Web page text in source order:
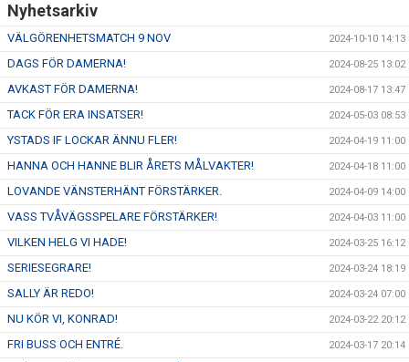
Nyhetsarkiv
VÄLGÖRENHETSMATCH 9 NOV 2024-10-10 14:13
DAGS FÖR DAMERNA! 2024-08-25 13:02
AVKAST FÖR DAMERNA! 2024-08-17 13:47
TACK FÖR ERA INSATSER! 2024-05-03 08:53
YSTADS IF LOCKAR ÄNNU FLER! 2024-04-19 11:00
HANNA OCH HANNE BLIR ÅRETS MÅLVAKTER! 2024-04-18 11:00
LOVANDE VÄNSTERHÄNT FÖRSTÄRKER. 2024-04-09 14:00
VASS TVÅVÄGSSPELARE FÖRSTÄRKER! 2024-04-03 11:00
VILKEN HELG VI HADE! 2024-03-25 16:12
SERIESEGRARE! 2024-03-24 18:19
SALLY ÄR REDO! 2024-03-24 07:00
NU KÖR VI, KONRAD! 2024-03-22 20:12
FRI BUSS OCH ENTRÉ. 2024-03-17 20:14